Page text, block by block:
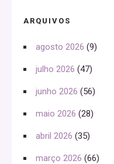
ARQUIVOS
agosto 2026 (9)
julho 2026 (47)
junho 2026 (56)
maio 2026 (28)
abril 2026 (35)
março 2026 (66)